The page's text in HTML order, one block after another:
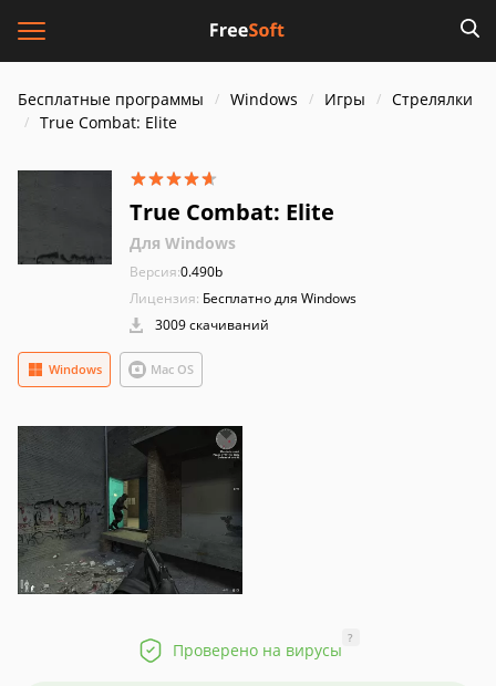
Бесплатные программы Windows Игры
Стрелялки
True Combat: Elite
True Combat: Elite
Для Windows
Версия:0.490b
Лицензия: Бесплатно для Windows
3009 скачиваний
Windows Mac OS
Проверено на вирусы
?